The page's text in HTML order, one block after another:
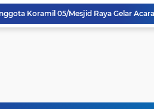
Koramil 05/Mesjid Raya Gelar